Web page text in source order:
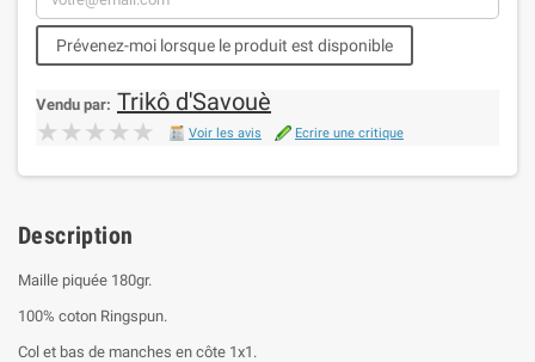
Prévenez-moi lorsque le produit est disponible
Vendu par: Trikô d'Savouè
★★★★★
★★★★★ Voir les avis Ecrire une critique
Description
Maille piquée 180gr.
100% coton Ringspun.
Col et bas de manches en côte 1x1.